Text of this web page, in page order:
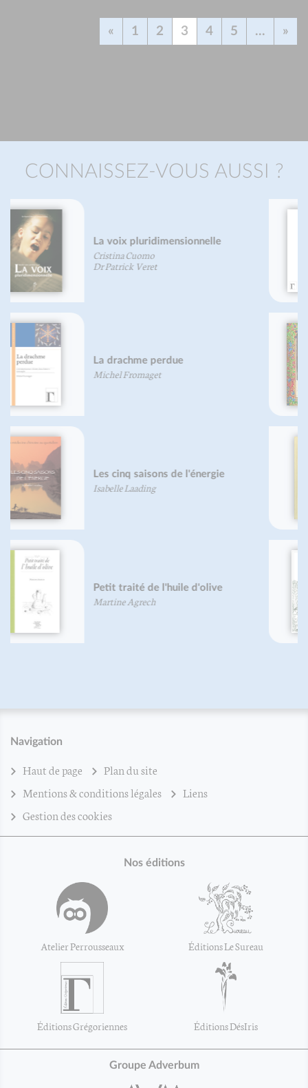
« 1 2 3 4 5 ... »
CONNAISSEZ-VOUS AUSSI ?
Livre des subtilités des créatures
de diverses natures - Physica
Sainte Hildegarde de Bingen
Les manuscrits enluminés et leurs
créateurs
Rowan Watson
Petit traité des pâtes
Pierre-Brice Lebrun
Légumes des terroirs
François Besancenot
Daniel Vuillon
Navigation
Haut de page
Plan du site
Mentions & conditions légales
Liens
Gestion des cookies
Nos éditions
Atelier Perrousseaux Éditions Le Sureau
Éditions Grégoriennes Éditions DésIris
Groupe Adverbum